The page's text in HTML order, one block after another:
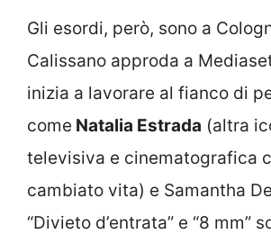
Gli esordi, però, sono a
Calissano approda a
inizia a lavorare al fianco di
come Natalia Estrada (altra
televisiva e cinematografica
cambiato vita) e Samantha
“Divieto d’entrata” e “8 mm”